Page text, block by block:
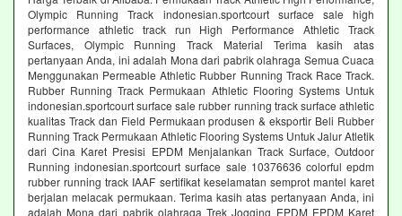
Olympic Running Track indonesian.sportcourt surface sale high
performance athletic track run High Performance Athletic Track
Surfaces, Olympic Running Track Material Terima kasih atas
pertanyaan Anda, ini adalah Mona dari pabrik olahraga Semua Cuaca
Menggunakan Permeable Athletic Rubber Running Track Race Track.
Rubber Running Track Permukaan Athletic Flooring Systems Untuk
indonesian.sportcourt surface sale rubber running track surface athletic
kualitas Track dan Field Permukaan produsen & eksportir Beli Rubber
Running Track Permukaan Athletic Flooring Systems Untuk Jalur Atletik
dari Cina Karet Presisi EPDM Menjalankan Track Surface, Outdoor
Running indonesian.sportcourt surface sale 10376636 colorful epdm
rubber running track IAAF sertifikat keselamatan semprot mantel karet
berjalan melacak permukaan. Terima kasih atas pertanyaan Anda, ini
adalah Mona dari pabrik olahraga Trek Jogging EPDM EPDM Karet